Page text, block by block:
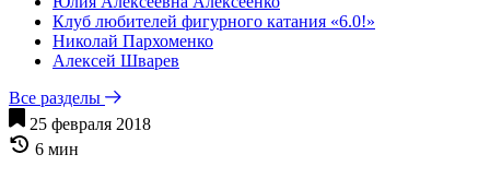
Клуб любителей фигурного катания «6.0!»
Николай Пархоменко
Алексей Шварев
Все разделы
25 февраля 2018
6 мин